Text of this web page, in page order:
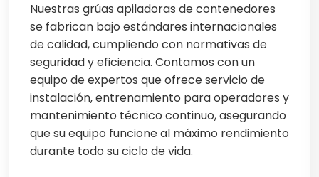
Nuestras grúas apiladoras de contenedores
se fabrican bajo estándares internacionales
de calidad, cumpliendo con normativas de
seguridad y eficiencia. Contamos con un
equipo de expertos que ofrece servicio de
instalación, entrenamiento para operadores y
mantenimiento técnico continuo, asegurando
que su equipo funcione al máximo rendimiento
durante todo su ciclo de vida.